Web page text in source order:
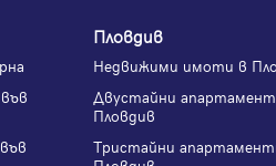
Пловдив
Недвижими имоти в
Двустайни
Пловдив
Тристайни